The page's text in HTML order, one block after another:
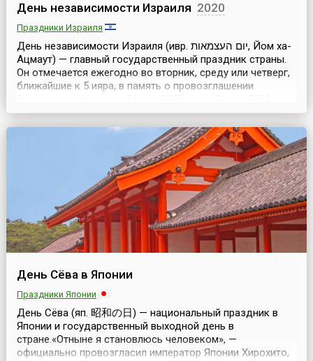
День независимости Израиля 2020
Праздники Израиля
День независимости Израиля (ивр. יום העצמאות, Йом ха-
Ацмаут) — главный государственный праздник страны.
Он отмечается ежегодно во вторник, среду или четверг,
ближайшие к 5 ияра, в память о провозглашении
по еврейскому календарю). Закончилась Вторая
мировая война, мир праздновал победу над нацизмом. В
этой войне уцелела лишь треть почти дев...
День Сёва в Японии
Праздники Японии
День Сёва (яп. 昭和の日) — национальный праздник в
Японии и государственный выходной день в
стране.«Отныне я становлюсь человеком», —
официально провозгласил император Японии Хирохито,